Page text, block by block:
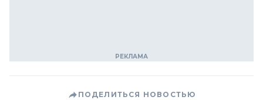
ПОДЕЛИТЬСЯ НОВОСТЬЮ